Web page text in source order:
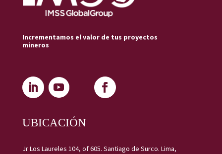
Incrementamos el valor de tus proyectos
mineros
UBICACIÓN
Jr Los Laureles 104, of 605. Santiago de Surco. Lima,